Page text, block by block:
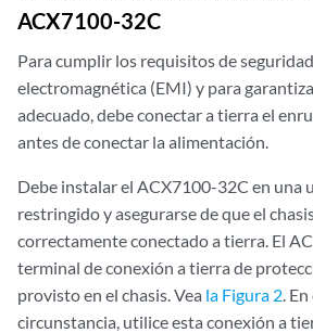
ACX7100-32C
Para cumplir los requisitos de
electromagnética (EMI) y para
adecuado, debe conectar a tierra el
antes de conectar la alimentación.
Debe instalar el ACX7100-32C en una
restringido y asegurarse de que el
correctamente conectado a tierra. El
terminal de conexión a tierra de
provisto en el chasis. Vea la Figura 2.
circunstancia, utilice esta conexión a